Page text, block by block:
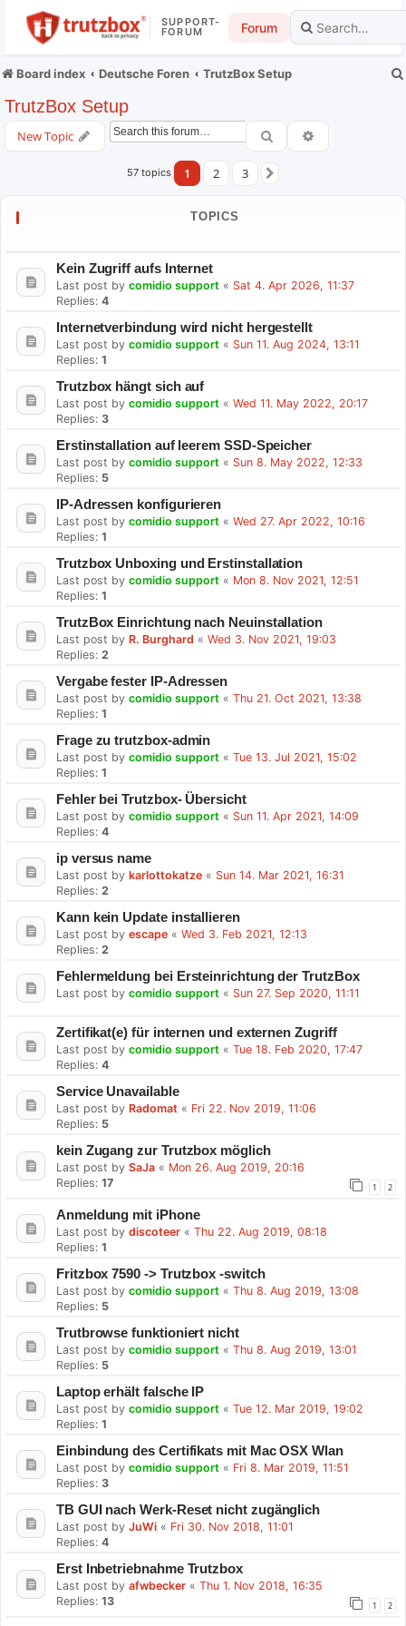
SUPPORT-
FORUM Forum
Board index Deutsche Foren TrutzBox Setup
TrutzBox Setup
New Topic Search
57 topics 1 2 3
TOPICS
Kein Zugriff aufs Internet
Last post by comidio support « Sat 4. Apr 2026, 11:37
Replies: 4
Internetverbindung wird nicht hergestellt
Last post by comidio support « Sun 11. Aug 2024, 13:11
Replies: 1
Trutzbox hängt sich auf
Last post by comidio support « Wed 11. May 2022, 20:17
Replies: 3
Erstinstallation auf leerem SSD-Speicher
Last post by comidio support « Sun 8. May 2022, 12:33
Replies: 5
IP-Adressen konfigurieren
Last post by comidio support « Wed 27. Apr 2022, 10:16
Replies: 1
Trutzbox Unboxing und Erstinstallation
Last post by comidio support « Mon 8. Nov 2021, 12:51
Replies: 1
TrutzBox Einrichtung nach Neuinstallation
Last post by R. Burghard « Wed 3. Nov 2021, 19:03
Replies: 2
Vergabe fester IP-Adressen
Last post by comidio support « Thu 21. Oct 2021, 13:38
Replies: 1
Frage zu trutzbox-admin
Last post by comidio support « Tue 13. Jul 2021, 15:02
Replies: 1
Fehler bei Trutzbox- Übersicht
Last post by comidio support « Sun 11. Apr 2021, 14:09
Replies: 4
ip versus name
Last post by karlottokatze « Sun 14. Mar 2021, 16:31
Replies: 2
Kann kein Update installieren
Last post by escape « Wed 3. Feb 2021, 12:13
Replies: 2
Fehlermeldung bei Ersteinrichtung der TrutzBox
Last post by comidio support « Sun 27. Sep 2020, 11:11
Zertifikat(e) für internen und externen Zugriff
Last post by comidio support « Tue 18. Feb 2020, 17:47
Replies: 4
Service Unavailable
Last post by Radomat « Fri 22. Nov 2019, 11:06
Replies: 5
kein Zugang zur Trutzbox möglich
Last post by SaJa « Mon 26. Aug 2019, 20:16
Replies: 17 1 2
Anmeldung mit iPhone
Last post by discoteer « Thu 22. Aug 2019, 08:18
Replies: 1
Fritzbox 7590 -> Trutzbox -switch
Last post by comidio support « Thu 8. Aug 2019, 13:08
Replies: 5
Trutbrowse funktioniert nicht
Last post by comidio support « Thu 8. Aug 2019, 13:01
Replies: 5
Laptop erhält falsche IP
Last post by comidio support « Tue 12. Mar 2019, 19:02
Replies: 1
Einbindung des Certifikats mit Mac OSX Wlan
Last post by comidio support « Fri 8. Mar 2019, 11:51
Replies: 3
TB GUI nach Werk-Reset nicht zugänglich
Last post by JuWi « Fri 30. Nov 2018, 11:01
Replies: 4
Erst Inbetriebnahme Trutzbox
Last post by afwbecker « Thu 1. Nov 2018, 16:35
Replies: 13 1 2